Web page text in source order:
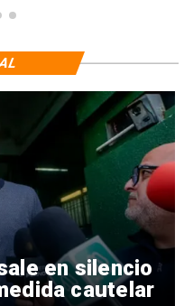
en silencio
cautelar